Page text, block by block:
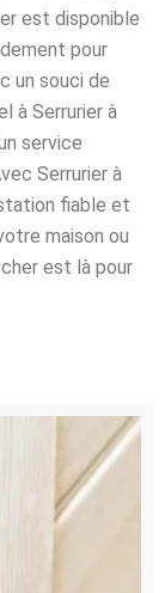
est disponible
pour
un souci de
à Serrurier à
service
Serrurier à
fiable et
maison ou
est là pour